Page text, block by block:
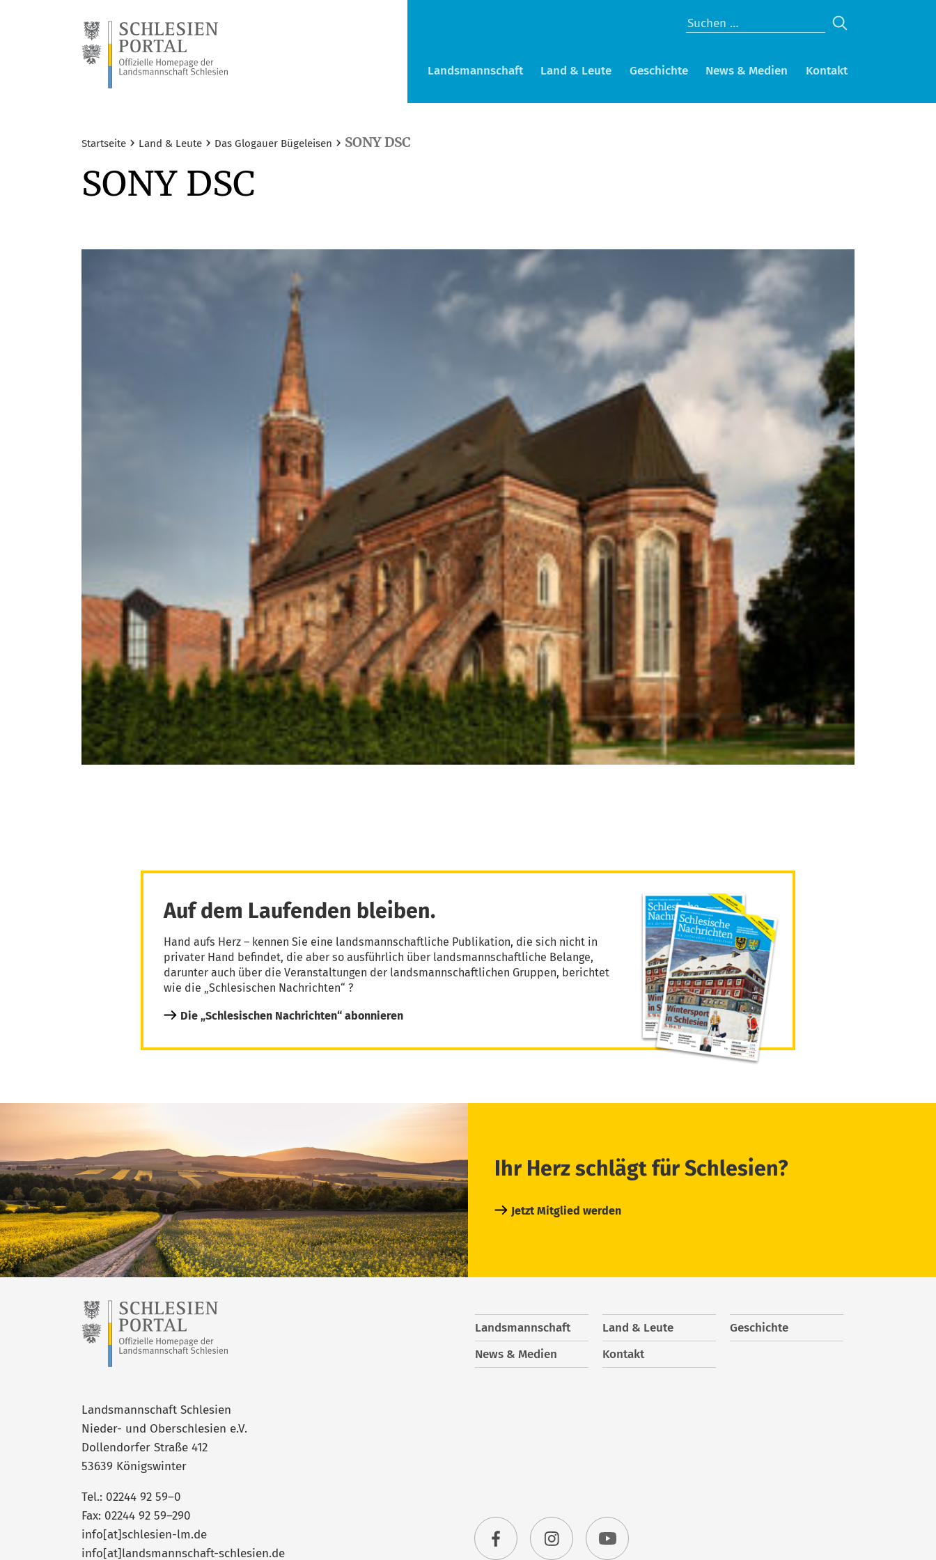
Landsmannschaft Land & Leute Geschichte News & Medien Kontakt
Startseite › Land & Leute › Das Glogauer Bügeleisen › SONY DSC
SONY DSC
Auf dem Laufenden bleiben.
Hand aufs Herz – kennen Sie eine landsmannschaftliche Publikation, die sich nicht in
privater Hand befindet, die aber so ausführlich über landsmannschaftliche Belange,
darunter auch über die Veranstaltungen der landsmannschaftlichen Gruppen, berichtet
wie die „Schlesischen Nachrichten“ ?
Die „Schlesischen Nachrichten“ abonnieren
Ihr Herz schlägt für Schlesien?
Jetzt Mitglied werden
Landsmannschaft Schlesien
Nieder- und Oberschlesien e.V.
Dollendorfer Straße 412
53639 Königswinter
Tel.: 02244 92 59–0
Fax: 02244 92 59–290
info[at]schlesien-lm.de
info[at]landsmannschaft-schlesien.de
Landsmannschaft Land & Leute
Geschichte
News & Medien
Kontakt